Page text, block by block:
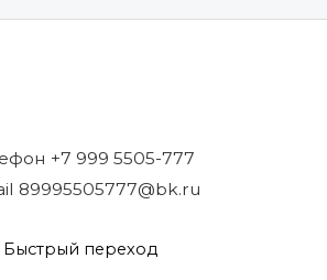
+7 999 5505-777
89995505777@bk.ru
Быстрый переход